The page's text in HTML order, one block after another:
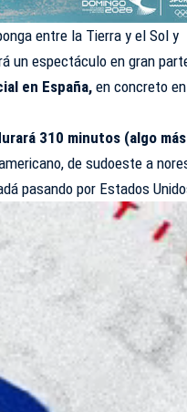
entre la Tierra y el Sol y
un espectáculo en gran
en España, en concreto en
310 minutos (algo
de sudoeste a
pasando por Estados